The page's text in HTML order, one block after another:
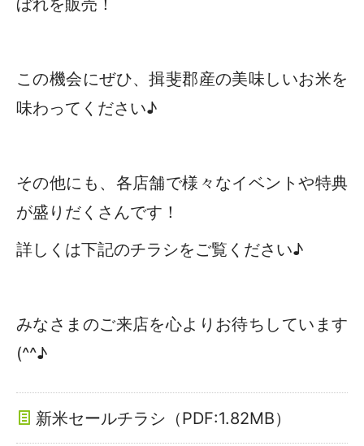
ぼれを販売！
この機会にぜひ、揖斐郡産の美味しいお米を
味わってください♪
その他にも、各店舗で様々なイベントや特典
が盛りだくさんです！
詳しくは下記のチラシをご覧ください♪
みなさまのご来店を心よりお待ちしています
(^^♪
新米セールチラシ（PDF:1.82MB）